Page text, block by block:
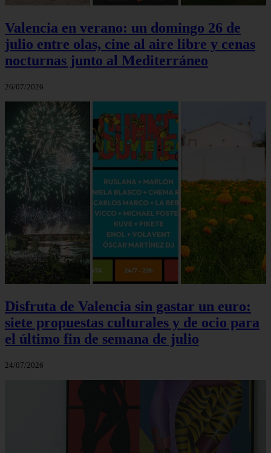
Valencia en verano: un domingo 26 de
julio entre olas, cine al aire libre y cenas
nocturnas junto al Mediterráneo
26/07/2026
Disfruta de Valencia sin gastar un euro:
siete propuestas culturales y de ocio para
el último fin de semana de julio
24/07/2026